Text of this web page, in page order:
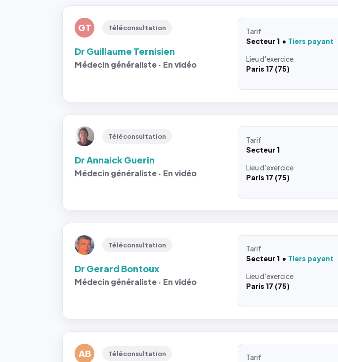
GT Téléconsultation
Dr Guillaume Ternisien
Médecin généraliste · En vidéo
Tarif
Secteur 1
Tiers payant
Lieud'exercice
Paris 17 (75)
Téléconsultation
Dr Annaick Guerin
Médecin généraliste · En vidéo
Tarif
Secteur 1
Lieud'exercice
Paris 17 (75)
Téléconsultation
Dr Gerard Bontoux
Médecin généraliste · En vidéo
Tarif
Secteur 1
Tiers payant
Lieud'exercice
Paris 17 (75)
AB Téléconsultation
Tarif